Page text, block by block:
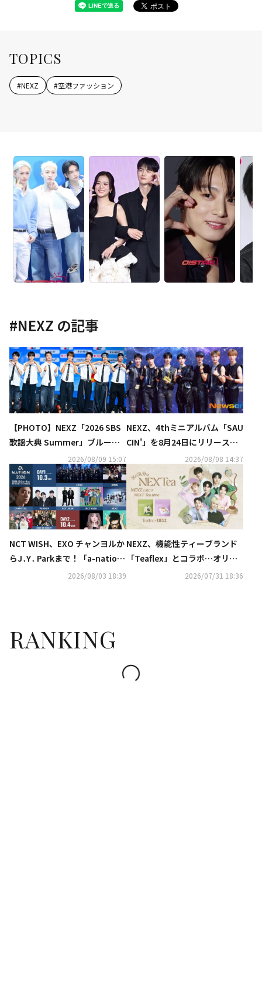
TOPICS
#NEXZ #空港ファッション
#NEXZ の記事
【PHOTO】NEXZ「2026 SBS
歌謡大典 Summer」ブルーカ
2026/08/09 15:07
NEXZ、4thミニアルバム「SAU
CIN'」を8月24日にリリース！
トレーラー映像＆トラックリス
ト公開
2026/08/08 14:37
NCT WISH、EXO チャンヨルか
らJ․Y․ Parkまで！「a-nation
2026」第1弾出演アーティスト
2026/08/03 18:39
NEXZ、機能性ティーブランド
「Teaflex」とコラボ…オリジ
ナル動画を公開＆コラボステッ
2026/07/31 18:36
RANKING